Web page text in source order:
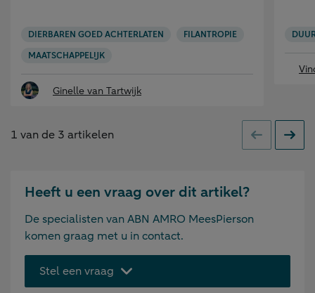
DIERBAREN GOED ACHTERLATEN
FILANTROPIE
MAATSCHAPPELIJK
Ginelle van Tartwijk
1 van de 3 artikelen Vorige
Heeft u een vraag over dit artikel?
De specialisten van ABN AMRO MeesPierson
komen graag met u in contact.
Stel een vraag